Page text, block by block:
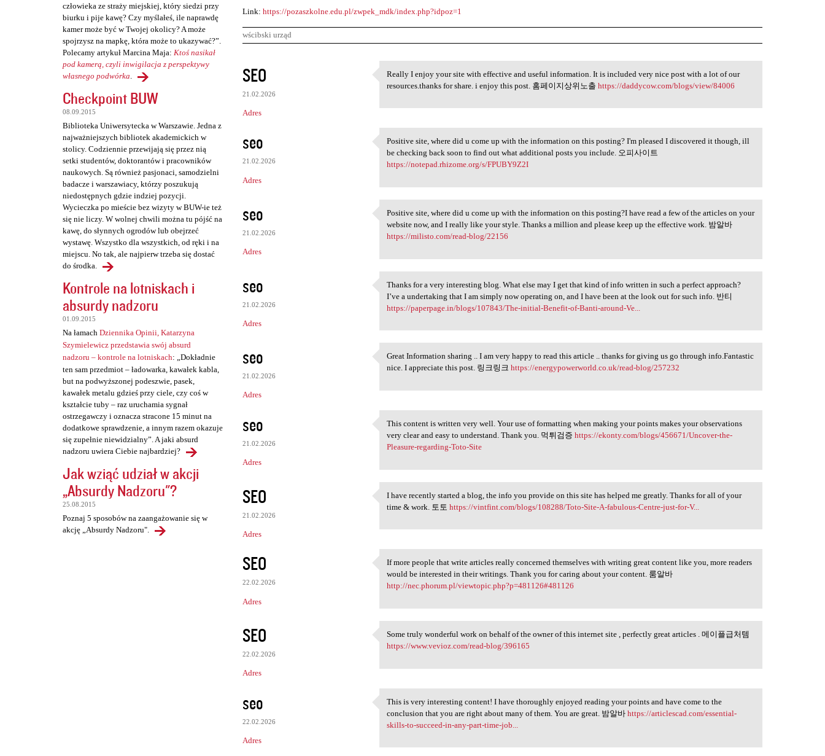
człowieka ze straży miejskiej, który siedzi przy
biurku i pije kawę? Czy myślałeś, ile naprawdę
kamer może być w Twojej okolicy? A może
spojrzysz na mapkę, która może to ukazywać?”.
Polecamy artykuł Marcina Maja: Ktoś nasikał
pod kamerą, czyli inwigilacja z perspektywy
własnego podwórka.
Checkpoint BUW
08.09.2015
Biblioteka Uniwersytecka w Warszawie. Jedna z
najważniejszych bibliotek akademickich w
stolicy. Codziennie przewijają się przez nią
setki studentów, doktorantów i pracowników
naukowych. Są również pasjonaci, samodzielni
badacze i warszawiacy, którzy poszukują
niedostępnych gdzie indziej pozycji.
Wycieczka po mieście bez wizyty w BUW-ie też
się nie liczy. W wolnej chwili można tu pójść na
kawę, do słynnych ogrodów lub obejrzeć
wystawę. Wszystko dla wszystkich, od ręki i na
miejscu. No tak, ale najpierw trzeba się dostać
do środka.
Kontrole na lotniskach i
absurdy nadzoru
01.09.2015
Na łamach Dziennika Opinii, Katarzyna
Szymielewicz przedstawia swój absurd
nadzoru – kontrole na lotniskach: „Dokładnie
ten sam przedmiot – ładowarka, kawałek kabla,
but na podwyższonej podeszwie, pasek,
kawałek metalu gdzieś przy ciele, czy coś w
kształcie tuby – raz uruchamia sygnał
ostrzegawczy i oznacza stracone 15 minut na
dodatkowe sprawdzenie, a innym razem okazuje
się zupełnie niewidzialny”. A jaki absurd
nadzoru uwiera Ciebie najbardziej?
Jak wziąć udział w akcji
„Absurdy Nadzoru"?
25.08.2015
Poznaj 5 sposobów na zaangażowanie się w
akcję „Absurdy Nadzoru".
Link: https://pozaszkolne.edu.pl/zwpek_mdk/index.php?idpoz=1
wścibski urząd
K
o
m
e
n
t
r
e
SEO
21.02.2026
Adres
Really I enjoy your site with
Really I enjoy your site with effective and useful information. It is included very nice post with a lot of our
resources.thanks for share. i enjoy this post. 홈페이지상위노출https://daddycow.com/blogs/view/84006
seo
21.02.2026
Adres
Positive site, where did u
Positive site, where did u come up with the information on this posting? I'm pleased I discovered it though, ill
be checking back soon to find out what additional posts you include. 오피사이트
https://notepad.rhizome.org/s/FPUBY9Z2I
seo
21.02.2026
Adres
Positive site, where did u
Positive site, where did u come up with the information on this posting?I have read a few of the articles on your
website now, and I really like your style. Thanks a million and please keep up the effective work. 밤알바
https://milisto.com/read-blog/22156
seo
21.02.2026
Adres
Thanks for a very interesting
Thanks for a very interesting blog. What else may I get that kind of info written in such a perfect approach?
I’ve a undertaking that I am simply now operating on, and I have been at the look out for such info. 반티
https://paperpage.in/blogs/107843/The-initial-Benefit-of-Banti-around-Ve...
seo
21.02.2026
Adres
Great Information sharing ..
Great Information sharing .. I am very happy to read this article .. thanks for giving us go through info.Fantastic
nice. I appreciate this post. 링크링크https://energypowerworld.co.uk/read-blog/257232
seo
21.02.2026
Adres
This content is written very
This content is written very well. Your use of formatting when making your points makes your observations
very clear and easy to understand. Thank you. 먹튀검증https://ekonty.com/blogs/456671/Uncover-the-
Pleasure-regarding-Toto-Site
SEO
21.02.2026
Adres
I have recently started a
I have recently started a blog, the info you provide on this site has helped me greatly. Thanks for all of your
time & work. 토토https://vintfint.com/blogs/108288/Toto-Site-A-fabulous-Centre-just-for-V...
SEO
22.02.2026
Adres
If more people that write
If more people that write articles really concerned themselves with writing great content like you, more readers
would be interested in their writings. Thank you for caring about your content. 룸알바
http://nec.phorum.pl/viewtopic.php?p=481126#481126
SEO
22.02.2026
Adres
Some truly wonderful work on
Some truly wonderful work on behalf of the owner of this internet site , perfectly great articles . 메이플급처템
https://www.vevioz.com/read-blog/396165
seo
22.02.2026
Adres
This is very interesting
This is very interesting content! I have thoroughly enjoyed reading your points and have come to the
conclusion that you are right about many of them. You are great. 밤알바https://articlescad.com/essential-
skills-to-succeed-in-any-part-time-job...